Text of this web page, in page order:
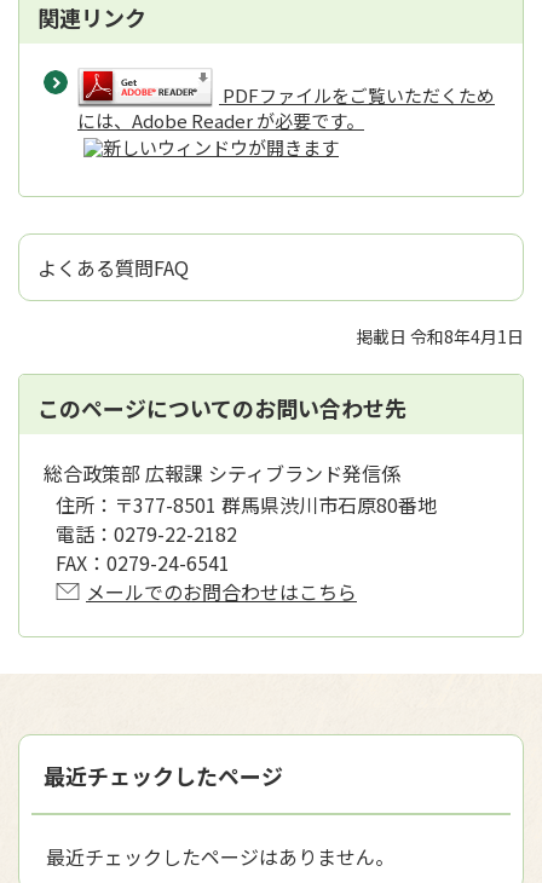
関連リンク
PDFファイルをご覧いただくため
には、Adobe Reader が必要です。
よくある質問FAQ
掲載日 令和8年4月1日
このページについてのお問い合わせ先
総合政策部 広報課 シティブランド発信係
住所： 〒377-8501 群馬県渋川市石原80番地
電話： 0279-22-2182
FAX： 0279-24-6541
メールでのお問合わせはこちら
最近チェックしたページ
最近チェックしたページはありません。